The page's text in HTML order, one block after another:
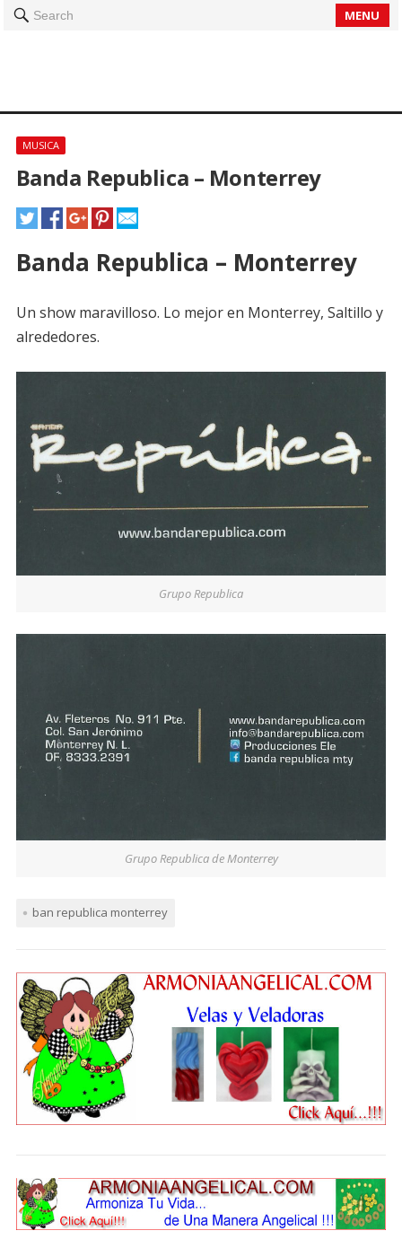
Search MENU
MUSICA
Banda Republica – Monterrey
Banda Republica – Monterrey
Un show maravilloso. Lo mejor en Monterrey, Saltillo y
alrededores.
Grupo Republica
Grupo Republica de Monterrey
ban republica monterrey